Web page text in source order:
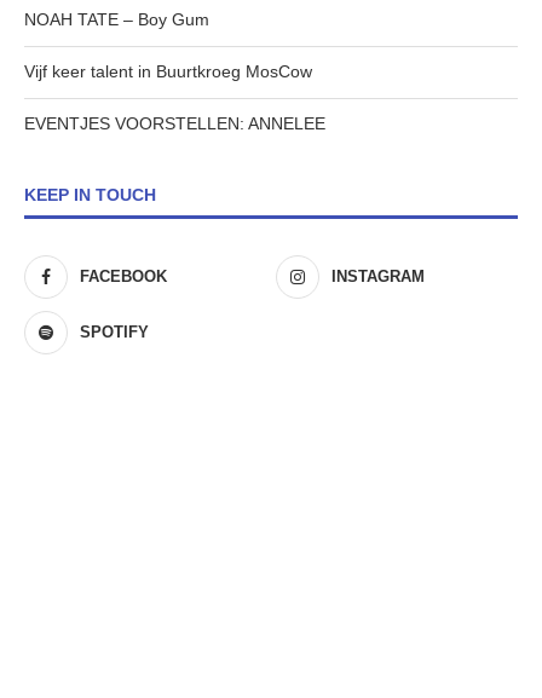
NOAH TATE – Boy Gum
Vijf keer talent in Buurtkroeg MosCow
EVENTJES VOORSTELLEN: ANNELEE
KEEP IN TOUCH
FACEBOOK INSTAGRAM
SPOTIFY